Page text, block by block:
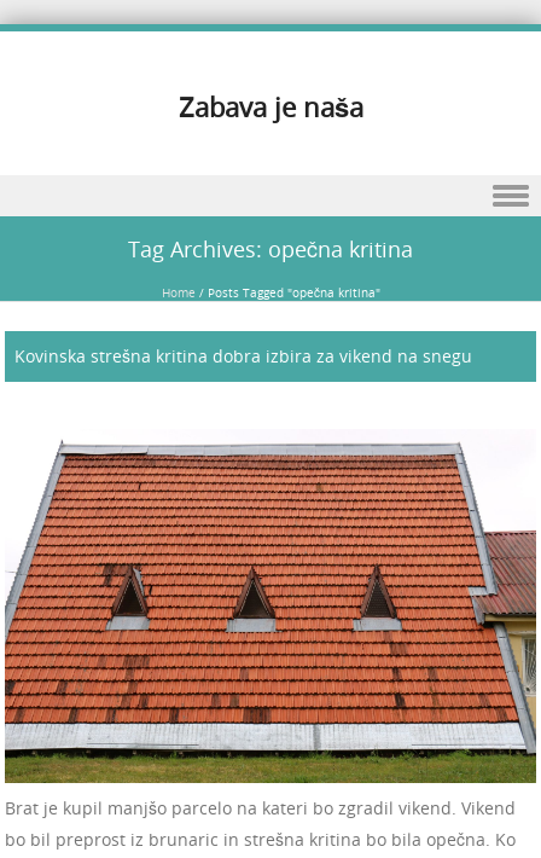
Zabava je naša
Tag Archives: opečna kritina
Home / Posts Tagged "opečna kritina"
Kovinska strešna kritina dobra izbira za vikend na snegu
Brat je kupil manjšo parcelo na kateri bo zgradil vikend. Vikend
bo bil preprost iz brunaric in strešna kritina bo bila opečna. Ko